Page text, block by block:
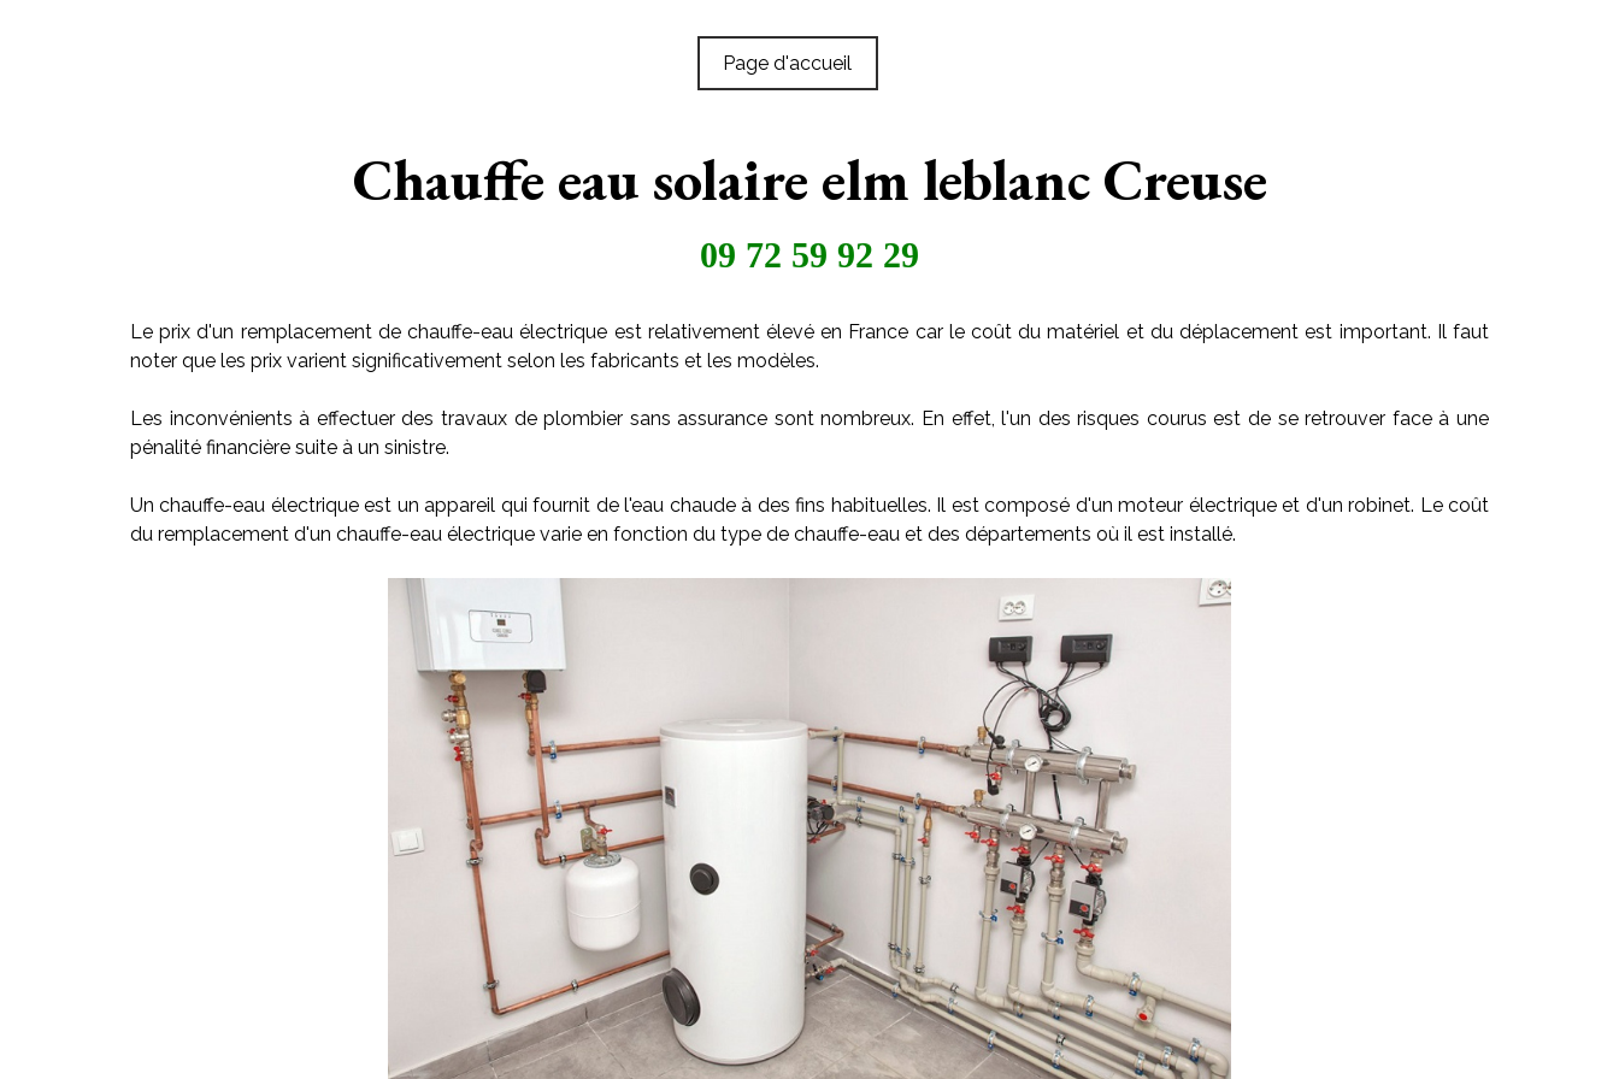
Page d'accueil
Chauffe eau solaire elm leblanc Creuse
09 72 59 92 29
Le prix d'un remplacement de chauffe-eau électrique est relativement élevé en France car le coût du matériel et du déplacement est important. Il faut
noter que les prix varient significativement selon les fabricants et les modèles.
Les inconvénients à effectuer des travaux de plombier sans assurance sont nombreux. En effet, l'un des risques courus est de se retrouver face à une
pénalité financière suite à un sinistre.
Un chauffe-eau électrique est un appareil qui fournit de l'eau chaude à des fins habituelles. Il est composé d'un moteur électrique et d'un robinet. Le coût
du remplacement d'un chauffe-eau électrique varie en fonction du type de chauffe-eau et des départements où il est installé.